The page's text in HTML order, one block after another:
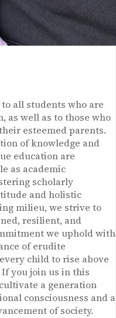
all students who are
as well as to those who
esteemed parents.
of knowledge and
education are
as academic
scholarly
and holistic
milieu, we strive to
resilient, and
we uphold with
of erudite
child to rise above
you join us in this
a generation
consciousness and a
of society.